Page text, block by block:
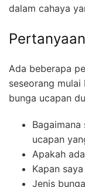
dalam cahaya
Ada beberapa
seseorang
bunga ucapan
ucapan
Apakah
Kapan
Jenis